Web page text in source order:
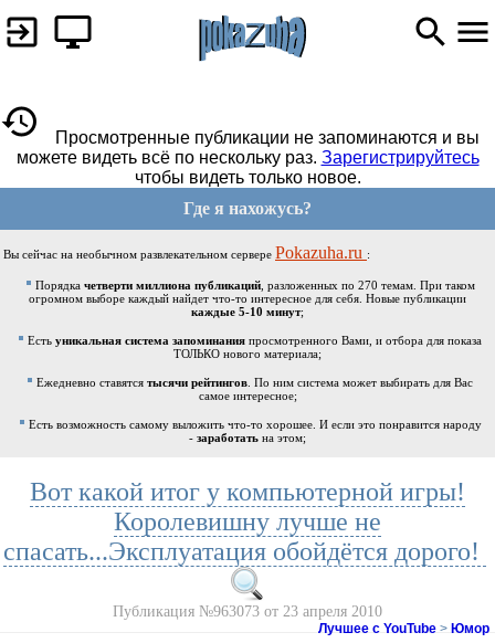
Просмотренные публикации не запоминаются и вы
можете видеть всё по нескольку раз. Зарегистрируйтесь
чтобы видеть только новое.
Где я нахожусь?
Вы сейчас на необычном развлекательном сервере Pokazuha.ru :
Порядка четверти миллиона публикаций, разложенных по 270 темам. При таком
огромном выборе каждый найдет что-то интересное для себя. Новые публикации
каждые 5-10 минут;
Есть уникальная система запоминания просмотренного Вами, и отбора для показа
ТОЛЬКО нового материала;
Ежедневно ставятся тысячи рейтингов . По ним система может выбирать для Вас
самое интересное;
Есть возможность самому выложить что-то хорошее. И если это понравится народу
- заработать на этом;
Вот какой итог у компьютерной игры!
Королевишну лучше не
спасать...Эксплуатация обойдётся дорого!
Публикация №963073 от 23 апреля 2010
Лучшее с YouTube > Юмор